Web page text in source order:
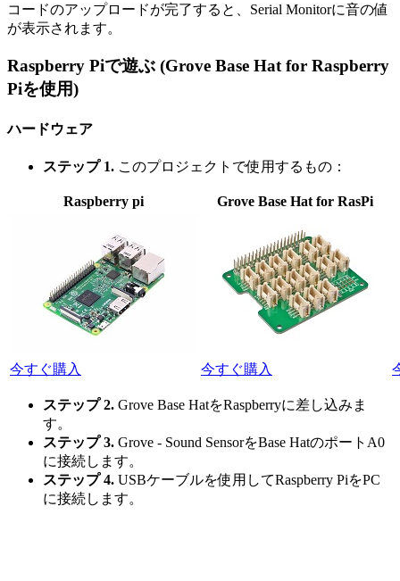
コードのアップロードが完了すると、Serial Monitorに音の値
が表示されます。
Raspberry Piで遊ぶ (Grove Base Hat for Raspberry
Piを使用)
ハードウェア
ステップ 1. このプロジェクトで使用するもの：
Raspberry pi Grove Base Hat for RasPi
今すぐ購入 今すぐ購入
ステップ 2. Grove Base HatをRaspberryに差し込みま
す。
ステップ 3. Grove - Sound SensorをBase HatのポートA0
に接続します。
ステップ 4. USBケーブルを使用してRaspberry PiをPC
に接続します。